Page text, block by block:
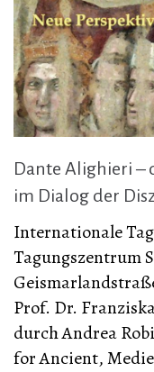
Dante Alighieri –
im Dialog der
Internationale
Tagungszentrum
Prof. Dr.
durch Andrea
for Ancient,